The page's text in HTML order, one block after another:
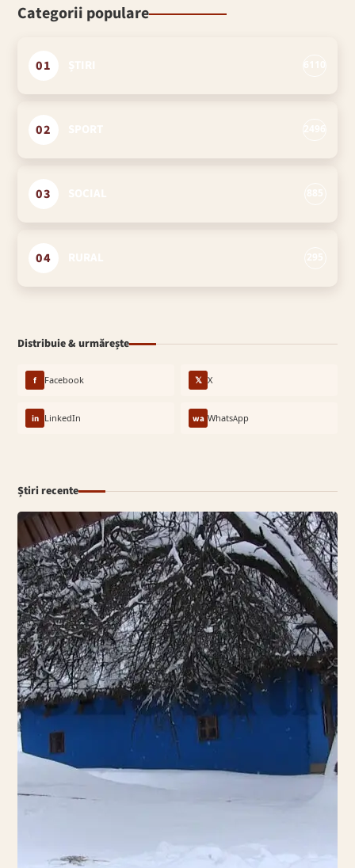
Categorii populare
01
02
03
04
Distribuie & urmărește
f Facebook 𝕏 X
in LinkedIn wa WhatsApp
Știri recente